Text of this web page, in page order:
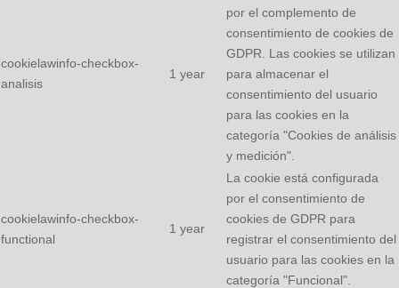
cookielawinfo-checkbox-
analisis
1 year
por el complemento de
consentimiento de cookies de
GDPR. Las cookies se utilizan
para almacenar el
consentimiento del usuario
para las cookies en la
categoría "Cookies de análisis
y medición".
cookielawinfo-checkbox-
functional
1 year
La cookie está configurada
por el consentimiento de
cookies de GDPR para
registrar el consentimiento del
usuario para las cookies en la
categoría "Funcional".